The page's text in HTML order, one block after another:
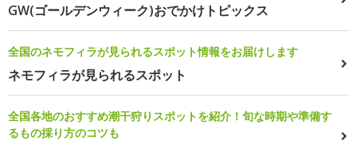
GW(ゴールデンウィーク)おでかけトピックス
全国のネモフィラが見られるスポット情報をお届けします
ネモフィラが見られるスポット
全国各地のおすすめ潮干狩りスポットを紹介！旬な時期や準備す
るもの採り方のコツも